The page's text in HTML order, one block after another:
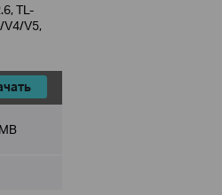
TL-
V4/V5,